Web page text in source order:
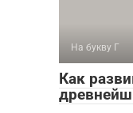
На букву Г
Как